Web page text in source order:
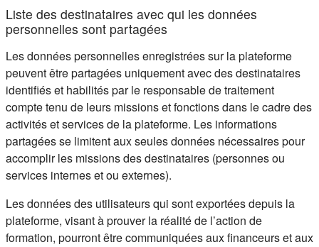
Liste des destinataires avec qui les données
personnelles sont partagées
Les données personnelles enregistrées sur la plateforme
peuvent être partagées uniquement avec des destinataires
identifiés et habilités par le responsable de traitement
compte tenu de leurs missions et fonctions dans le cadre des
activités et services de la plateforme. Les informations
partagées se limitent aux seules données nécessaires pour
accomplir les missions des destinataires (personnes ou
services internes et ou externes).
Les données des utilisateurs qui sont exportées depuis la
plateforme, visant à prouver la réalité de l’action de
formation, pourront être communiquées aux financeurs et aux